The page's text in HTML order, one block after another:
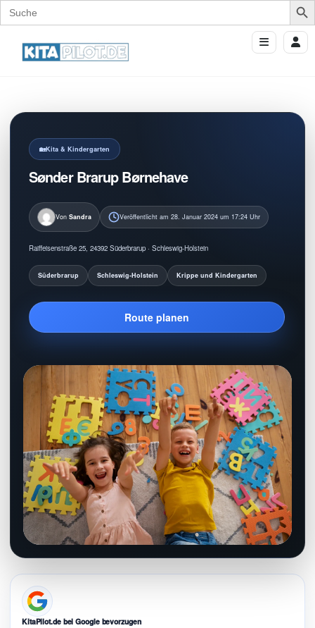
Search
for:
Kita & Kindergarten
Sønder Brarup Børnehave
Von Sandra Veröffentlicht am 28. Januar 2024 um 17:24 Uhr
Raiffeisenstraße 25, 24392 Süderbrarup · Schleswig-Holstein
Süderbrarup Schleswig-Holstein Krippe und Kindergarten
Route planen
KitaPilot.de bei Google bevorzugen